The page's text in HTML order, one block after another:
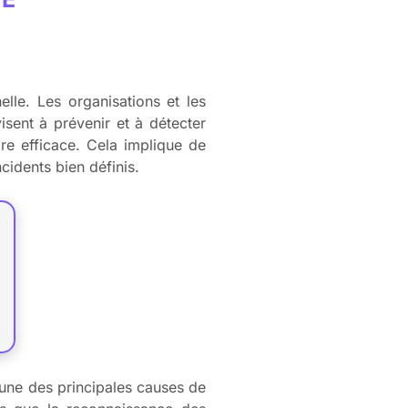
Les organisations et les
à prévenir et à détecter
efficace. Cela implique de
bien définis.
des principales causes de